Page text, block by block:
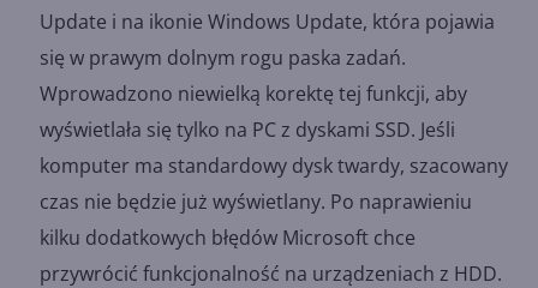
Update i na ikonie Windows Update, która pojawia
się w prawym dolnym rogu paska zadań.
Wprowadzono niewielką korektę tej funkcji, aby
wyświetlała się tylko na PC z dyskami SSD. Jeśli
komputer ma standardowy dysk twardy, szacowany
czas nie będzie już wyświetlany. Po naprawieniu
kilku dodatkowych błędów Microsoft chce
przywrócić funkcjonalność na urządzeniach z HDD.